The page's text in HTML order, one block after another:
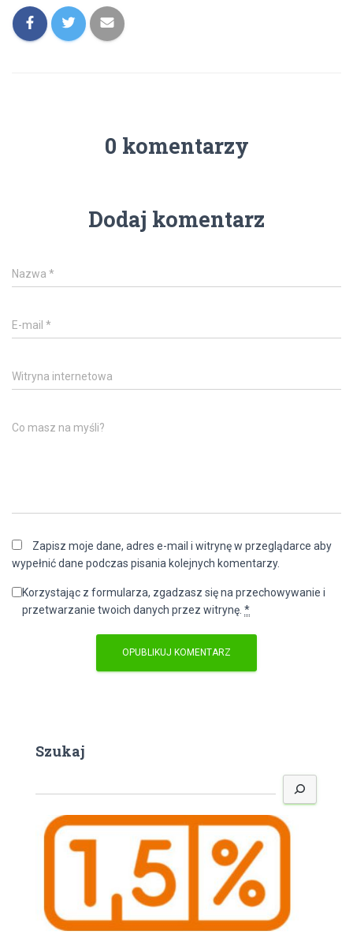
0 komentarzy
Dodaj komentarz
Nazwa *
E-mail *
Witryna internetowa
Co masz na myśli?
Zapisz moje dane, adres e-mail i witrynę w przeglądarce aby
wypełnić dane podczas pisania kolejnych komentarzy.
Korzystając z formularza, zgadzasz się na przechowywanie i
przetwarzanie twoich danych przez witrynę. *
Szukaj
z